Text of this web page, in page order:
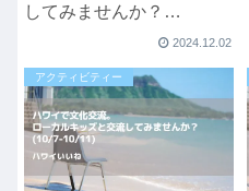
してみませんか？
2024/12/23 – 2025/2/21
2024.12.02
アクティビティー